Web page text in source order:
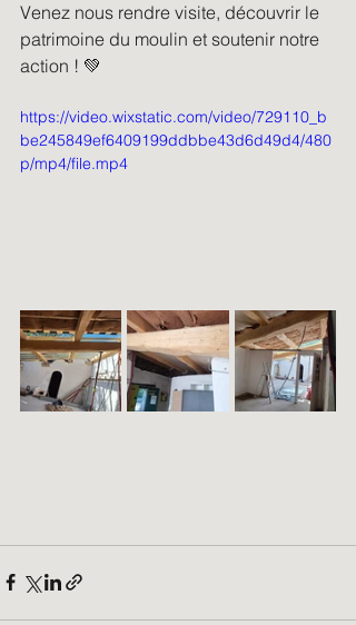
Venez nous rendre visite, découvrir le
patrimoine du moulin et soutenir notre
action ! 💚
https://video.wixstatic.com/video/729110_b
be245849ef6409199ddbbe43d6d49d4/480
p/mp4/file.mp4